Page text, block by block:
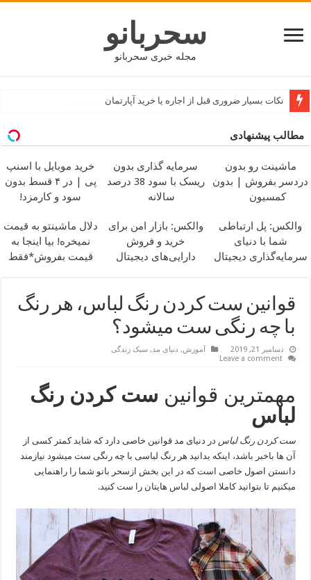
سحربانو
مجله خبری سحربانو
نکات بسیار ضروری قبل از اجاره یا خرید آپارتمان
مطالب پیشنهادی
ماشینت رو بدون
دردسر بفروش | بدون
کمسیون
سرمایه گذاری بدون
ریسک با سود 38 درصد
سالانه
خرید موبایل با اسنپ
پی | در ۴ قسط بدون
سود و کارمزد!
والکس: پل ارتباطی
شما با دنیای
سرمایه‌گذاری دیجیتال
والکس: بازار امن برای
خرید و فروش
دارایی‌های دیجیتال
دلال ماشینتو به قیمت
نمیخره! بیا اینجا به
قیمت بفروش*فقط
قوانین ست کردن رنگ لباس، هر رنگ
با چه رنگی ست میشود؟
دسامبر 21, 2019 آموزش, دنیای مد,سبک زندگی
Leave a comment
مهمترین قوانین ست کردن رنگ
لباس
ست کردن رنگ لباس در دنیای مد قوانین خاصی دارد که شاید کمتر کسی از
آن ها باخبر باشد، اینکه بدانید هر رنگ لباسی با چه رنگی ست میشود نیازمند
دانستن اصول خاصی است که در این بخش ازسحر بانو شما را راهنمایی
میکنیم تا بتوانید کاملا اصولی لباس هایتان را ست کنید.